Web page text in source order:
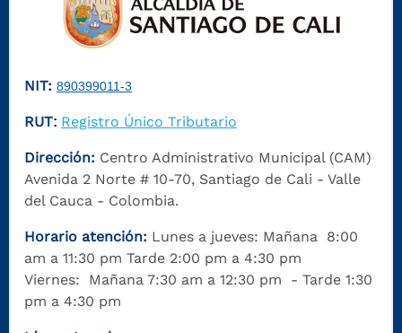
NIT: 890399011-3
RUT: Registro Único Tributario
Dirección: Centro Administrativo Municipal (CAM)
Avenida 2 Norte # 10-70, Santiago de Cali - Valle
del Cauca - Colombia.
Horario atención: Lunes a jueves: Mañana 8:00
am a 11:30 pm Tarde 2:00 pm a 4:30 pm
Viernes: Mañana 7:30 am a 12:30 pm - Tarde 1:30
pm a 4:30 pm